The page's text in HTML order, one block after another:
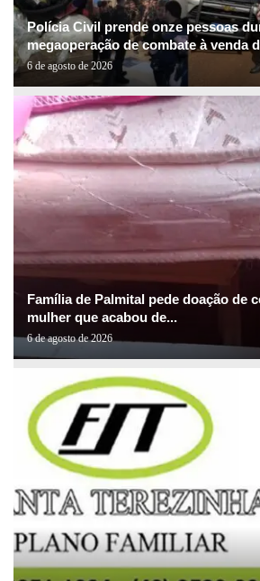
Polícia Civil prende onze pessoas
megaoperação de combate à venda
6 de agosto de 2026
Família de Palmital pede doação de
mulher que acabou de...
6 de agosto de 2026